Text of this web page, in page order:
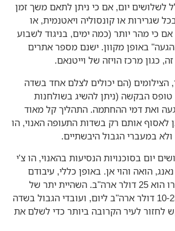
יום, אם כי ניתן לתאם משך זמן
או קונסוליה ויאטנמית, או
מהר יותר (כמה ימים, בניגוד לשבוע
באופן מקוון. ישנם מספר אתרים
מרכז הויזה של וייטנאם.
(הם יכולים לצלם אחד בשדה
הבקשה (ניתן להשיג בשולחנות
דמי ההחתמה. התהליך קל מאוד
אותם רק בשדות התעופה האנוי, הו
במעברי הגבול היבשתיים.
בסוכנויות הנסיעות בהאנוי, הו צ'י
הואה והוי אן. באופן כללי, עיבודם
עולה שלושה ימים ומחירו הוא 25 דולר ארה"ב. השהיית יתר של
הוויזה תביא לקנס של 10-25 דולר ארה"ב ליום, ועובדי הגבול בשדה
לעיר הקרובה ביותר כדי לשלם את